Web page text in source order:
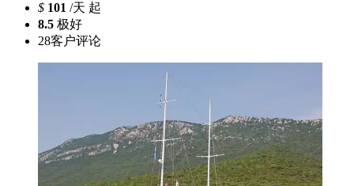
$ 101 /天 起
8.5 极好
28客户评论